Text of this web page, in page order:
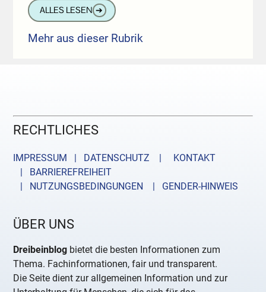
ALLES LESEN ➔
Mehr aus dieser Rubrik
RECHTLICHES
IMPRESSUM | DATENSCHUTZ |
KONTAKT
| BARRIEREFREIHEIT
| NUTZUNGSBEDINGUNGEN
| GENDER-HINWEIS
ÜBER UNS
Dreibeinblog bietet die besten Informationen zum
Thema. Fachinformationen, fair und transparent.
Die Seite dient zur allgemeinen Information und zur